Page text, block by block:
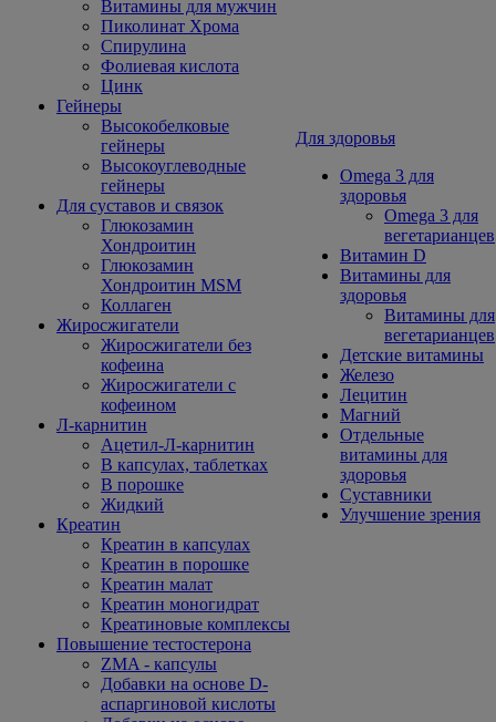
Витамины для мужчин
Пиколинат Хрома
Спирулина
Фолиевая кислота
Цинк
Гейнеры
Высокобелковые
гейнеры
Высокоуглеводные
гейнеры
Для суставов и связок
Глюкозамин
Хондроитин
Глюкозамин
Хондроитин MSM
Коллаген
Жиросжигатели
Жиросжигатели без
кофеина
Жиросжигатели с
кофеином
Л-карнитин
Ацетил-Л-карнитин
В капсулах, таблетках
В порошке
Жидкий
Креатин
Креатин в капсулах
Креатин в порошке
Креатин малат
Креатин моногидрат
Креатиновые комплексы
Повышение тестостерона
ZMA - капсулы
Добавки на основе D-
аспаргиновой кислоты
Для здоровья
Omega 3 для
здоровья
Omega 3 для
вегетарианцев
Витамин D
Витамины для
здоровья
Витамины для
вегетарианцев
Детские витамины
Железо
Лецитин
Магний
Отдельные
витамины для
здоровья
Суставники
Улучшение зрения